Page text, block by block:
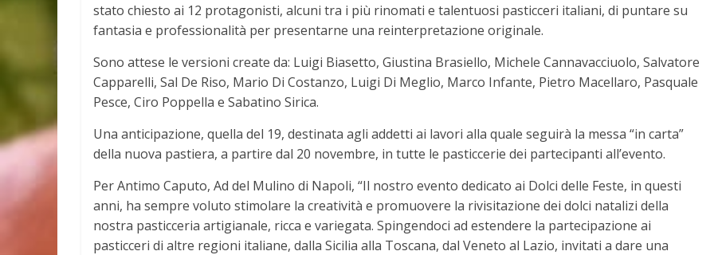
stato chiesto ai 12 protagonisti, alcuni tra i più rinomati e talentuosi pasticceri italiani, di puntare su
fantasia e professionalità per presentarne una reinterpretazione originale.
Sono attese le versioni create da: Luigi Biasetto, Giustina Brasiello, Michele Cannavacciuolo, Salvatore
Capparelli, Sal De Riso, Mario Di Costanzo, Luigi Di Meglio, Marco Infante, Pietro Macellaro, Pasquale
Pesce, Ciro Poppella e Sabatino Sirica.
Una anticipazione, quella del 19, destinata agli addetti ai lavori alla quale seguirà la messa “in carta”
della nuova pastiera, a partire dal 20 novembre, in tutte le pasticcerie dei partecipanti all’evento.
Per Antimo Caputo, Ad del Mulino di Napoli, “Il nostro evento dedicato ai Dolci delle Feste, in questi
anni, ha sempre voluto stimolare la creatività e promuovere la rivisitazione dei dolci natalizi della
nostra pasticceria artigianale, ricca e variegata. Spingendoci ad estendere la partecipazione ai
pasticceri di altre regioni italiane, dalla Sicilia alla Toscana, dal Veneto al Lazio, invitati a dare una